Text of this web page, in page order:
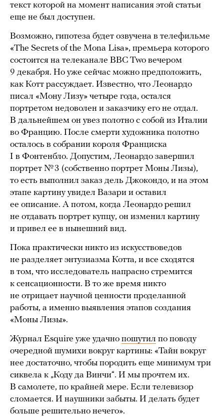
текст которой на момент написания этой статьи
еще не был доступен.
Возможно, гипотеза будет озвучена в телефильме
«The Secrets of the Mona Lisa», премьера которого
состоится на телеканале BBC Two вечером
9 декабря. Но уже сейчас можно предположить,
как Котт рассуждает. Известно, что Леонардо
писал «Мону Лизу» четыре года, остался
портретом недоволен и заказчику его не отдал.
В дальнейшем он увез полотно с собой из Италии
во Францию. После смерти художника полотно
осталось в собрании короля Франциска
I в Фонтенбло. Допустим, Леонардо завершил
портрет № 3 (собственно портрет Моны Лизы),
то есть выполнил заказ дель Джокондо, и на этом
этапе картину увидел Вазари и оставил
ее описание. А потом, когда Леонардо решил
не отдавать портрет купцу, он изменил картину
и привел ее в нынешний вид.
Пока практически никто из искусствоведов
не разделяет энтузиазма Котта, и все сходятся
в том, что исследователь напрасно стремится
к сенсационности. В то же время никто
не отрицает научной ценности проделанной
работы, а именно выявления этапов создания
«Моны Лизы».
Журнал Esquire уже удачно пошутил по поводу
очередной шумихи вокруг картины: «Тайн вокруг
нее достаточно, чтобы породить еще минимум три
сиквела к „Коду да Винчи“. И мы прочтем их.
В самолете, по крайней мере. Если телевизор
сломается. И наушники забыты. И делать будет
больше решительно нечего».